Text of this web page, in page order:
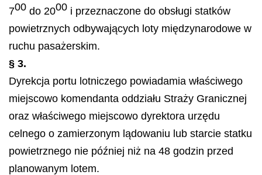
700 do 2000 i przeznaczone do obsługi statków
powietrznych odbywających loty międzynarodowe w
ruchu pasażerskim.
§ 3.
Dyrekcja portu lotniczego powiadamia właściwego
miejscowo komendanta oddziału Straży Granicznej
oraz właściwego miejscowo dyrektora urzędu
celnego o zamierzonym lądowaniu lub starcie statku
powietrznego nie później niż na 48 godzin przed
planowanym lotem.